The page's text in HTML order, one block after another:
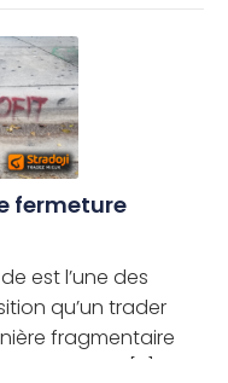
fermeture
est l’une des
qu’un trader
fragmentaire
Pourquoi [...]